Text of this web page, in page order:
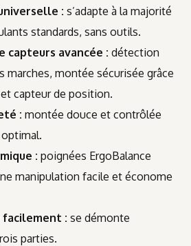
: s’adapte à la majorité
standards, sans outils.
capteurs avancée : détection
marches, montée sécurisée grâce
capteur de position.
: montée douce et contrôlée
: poignées ErgoBalance
manipulation facile et économe
: se démonte
parties.